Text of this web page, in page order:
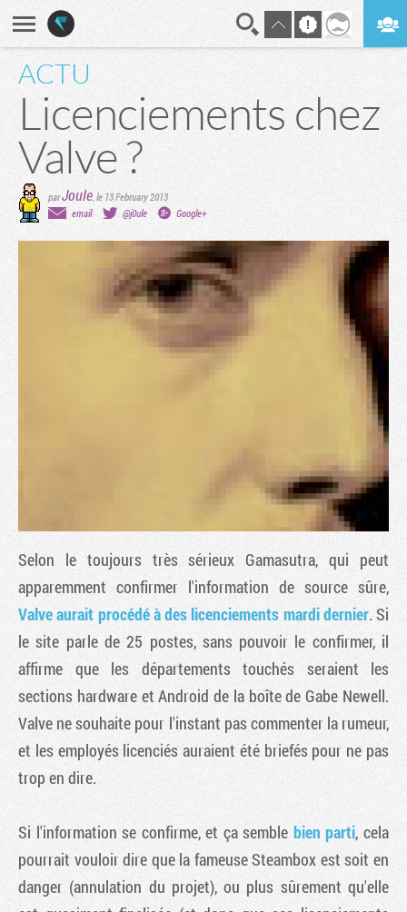
ACTU
Licenciements chez
Valve ?
parJoule,le 13 February 2013
email
@j0ule Google+
Selon le toujours très sérieux Gamasutra, qui peut
apparemment confirmer l'information de source sûre,
Valve aurait procédé à des licenciements mardi dernier. Si
le site parle de 25 postes, sans pouvoir le confirmer, il
affirme que les départements touchés seraient les
sections hardware et Android de la boîte de Gabe Newell.
Valve ne souhaite pour l'instant pas commenter la rumeur,
et les employés licenciés auraient été briefés pour ne pas
trop en dire.
Si l'information se confirme, et ça semble bien parti, cela
pourrait vouloir dire que la fameuse Steambox est soit en
danger (annulation du projet), ou plus sûrement qu'elle